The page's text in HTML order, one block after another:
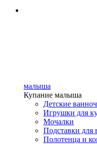
малыша
Купание малыша
Детские
Игрушки для
Мочалки
Подставки для
Полотенца и